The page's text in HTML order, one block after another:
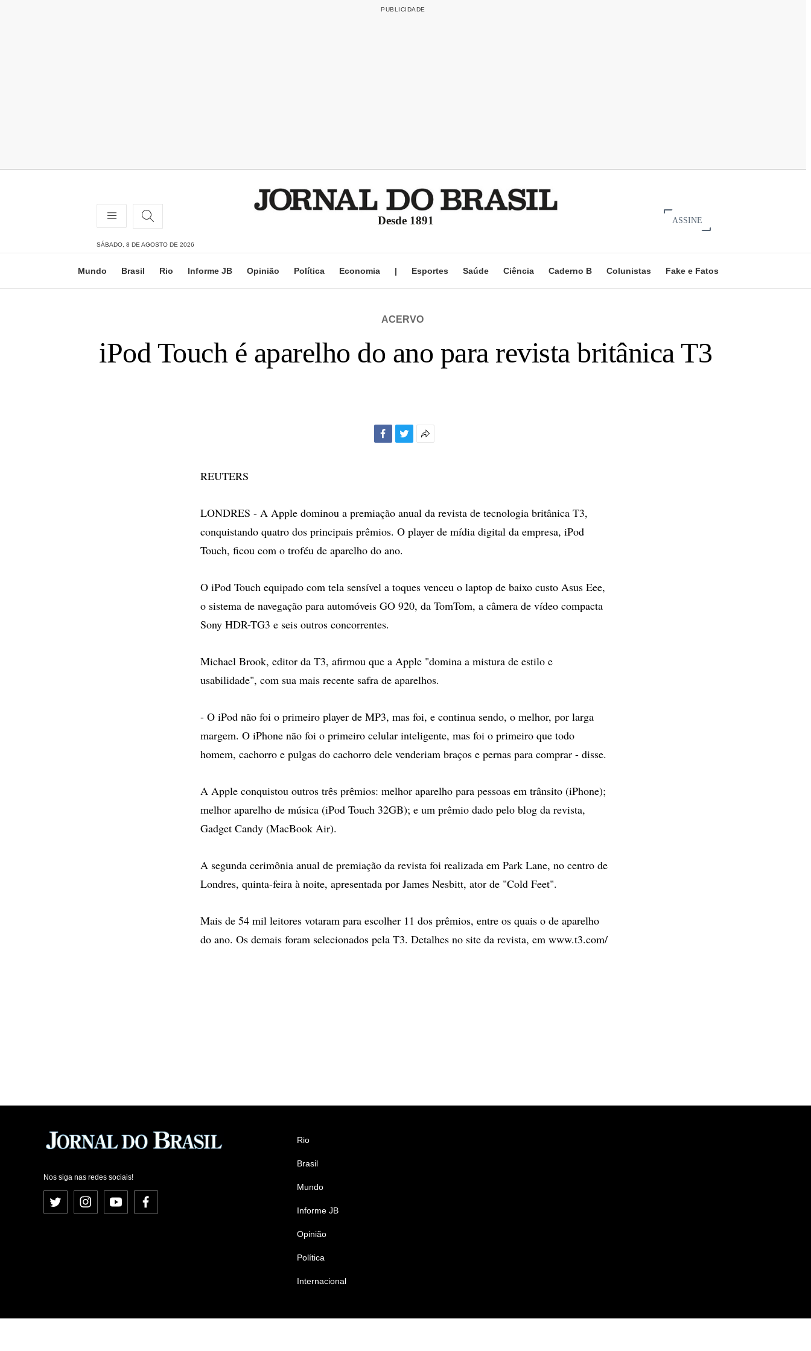
Desde 1891 ASSINE
SÁBADO, 8 DE AGOSTO DE 2026
Mundo Brasil Rio Informe JB Opinião Política Economia | Esportes Saúde Ciência Caderno B Colunistas Fake e Fatos
ACERVO
iPod Touch é aparelho do ano para revista britânica T3
REUTERS
LONDRES - A Apple dominou a premiação anual da revista de tecnologia britânica T3,
conquistando quatro dos principais prêmios. O player de mídia digital da empresa, iPod
Touch, ficou com o troféu de aparelho do ano.
O iPod Touch equipado com tela sensível a toques venceu o laptop de baixo custo Asus Eee,
o sistema de navegação para automóveis GO 920, da TomTom, a câmera de vídeo compacta
Sony HDR-TG3 e seis outros concorrentes.
Michael Brook, editor da T3, afirmou que a Apple "domina a mistura de estilo e
usabilidade", com sua mais recente safra de aparelhos.
- O iPod não foi o primeiro player de MP3, mas foi, e continua sendo, o melhor, por larga
margem. O iPhone não foi o primeiro celular inteligente, mas foi o primeiro que todo
homem, cachorro e pulgas do cachorro dele venderiam braços e pernas para comprar - disse.
A Apple conquistou outros três prêmios: melhor aparelho para pessoas em trânsito (iPhone);
melhor aparelho de música (iPod Touch 32GB); e um prêmio dado pelo blog da revista,
Gadget Candy (MacBook Air).
A segunda cerimônia anual de premiação da revista foi realizada em Park Lane, no centro de
Londres, quinta-feira à noite, apresentada por James Nesbitt, ator de "Cold Feet".
Mais de 54 mil leitores votaram para escolher 11 dos prêmios, entre os quais o de aparelho
do ano. Os demais foram selecionados pela T3. Detalhes no site da revista, em www.t3.com/
Nos siga nas redes sociais!
Twitter InstagramYouTubeFacebook
Rio
Brasil
Mundo
Informe JB
Opinião
Política
Internacional